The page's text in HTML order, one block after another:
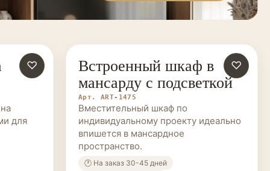
♡
для
МЕБЕЛЬ НА ЗАКАЗ ♡
Встроенный шкаф в
мансарду с подсветкой
Арт. ART-1475
Вместительный шкаф по
индивидуальному проекту идеально
впишется в мансардное
пространство.
🕐 На заказ 30-45 дней